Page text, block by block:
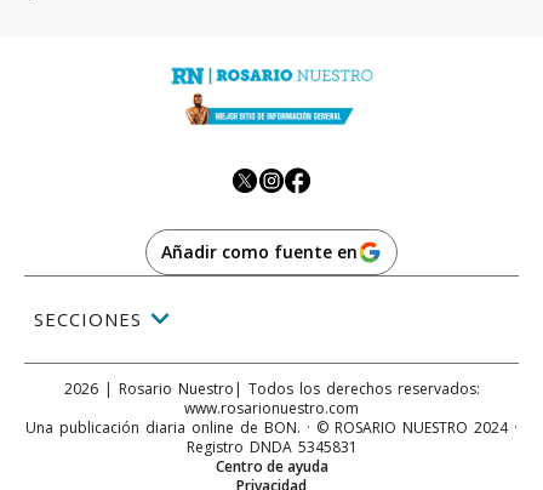
Añadir como fuente en
SECCIONES
2026| Rosario Nuestro | Todos los derechos reservados:
www.rosarionuestro.com
Una publicación diaria online de BON. · © ROSARIO NUESTRO 2024 ·
Registro DNDA 5345831
Privacidad
Centro de ayuda